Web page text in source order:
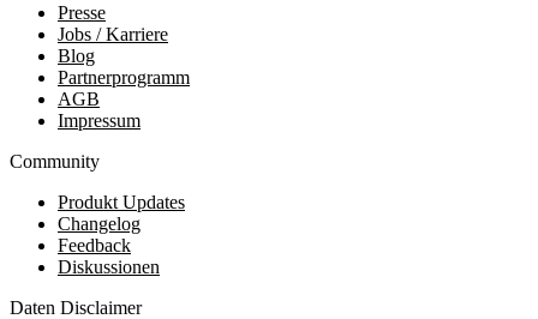
Presse
Jobs / Karriere
Blog
Partnerprogramm
AGB
Impressum
Community
Produkt Updates
Changelog
Feedback
Diskussionen
Daten Disclaimer